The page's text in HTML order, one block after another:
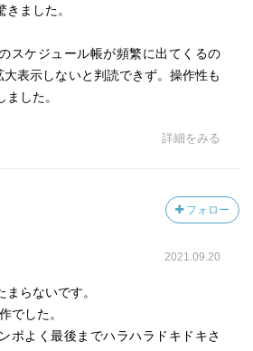
ました。
スケジュール帳が頻繁に出てくるの
表示しないと判読できず。操作性も
した。
詳細をみる
フォロー
2021.09.20
らないです。
でした。
ポよく最後までハラハラドキドキさ